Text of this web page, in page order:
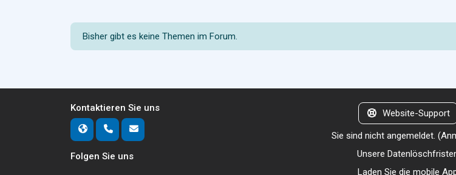
Bisher gibt es keine Themen im Forum.
Kontaktieren Sie uns
Folgen Sie uns
Website-Support
Sie sind nicht angemeldet. (
Unsere
Laden Sie die mobile